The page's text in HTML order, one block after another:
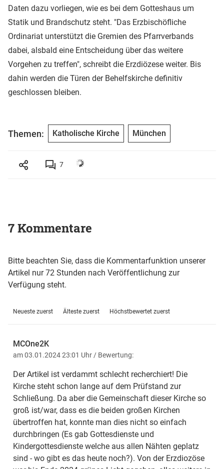
Daten dazu vorliegen, wie es bei dem Gotteshaus um
Statik und Brandschutz steht. "Das Erzbischöfliche
Ordinariat unterstützt die Gremien des Pfarrverbands
dabei, alsbald eine Entscheidung über das weitere
Vorgehen zu treffen", schreibt die Erzdiözese weiter. Bis
dahin werden die Türen der Behelfskirche definitiv
geschlossen bleiben.
Themen: Katholische Kirche München
7
7 Kommentare
Bitte beachten Sie, dass die Kommentarfunktion unserer
Artikel nur 72 Stunden nach Veröffentlichung zur
Verfügung steht.
Neueste zuerst Älteste zuerst Höchstbewertet zuerst
MCOne2K
am 03.01.2024 23:01 Uhr / Bewertung:
Der Artikel ist verdammt schlecht recherchiert! Die
Kirche steht schon lange auf dem Prüfstand zur
Schließung. Da aber die Gemeinschaft dieser Kirche so
groß ist/war, dass es die beiden großen Kirchen
übertroffen hat, konnte man dies nicht so einfach
durchbringen (Es gab Gottesdienste und
Kindergottesdienste welche aus allen Nähten geplatz
sind - wo gibt es das heute noch?). Von der Erzdiozöse